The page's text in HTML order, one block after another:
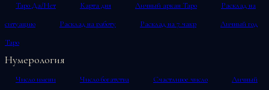
Таро Да/Нет Карта дня Личный аркан Таро
Расклад на
ситуацию
Расклад на работу Расклад на 7 чакр
Личный год
Таро
Нумерология
Число имени Число богатства Счастливое число
Личный